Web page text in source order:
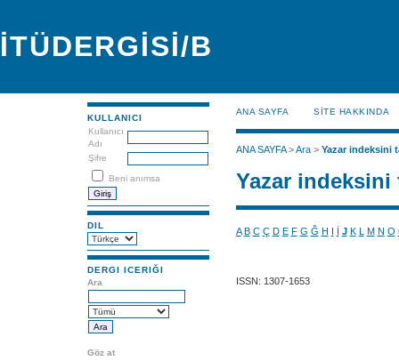
İTÜDERGİSİ/B
KULLANICI
Kullanıcı
Adı
Şifre
Beni anımsa
DIL
DERGI ICERIĞI
Ara
Göz at
ANA SAYFA SİTE HAKKINDA
ANA SAYFA>Ara> Yazar indeksini
Yazar indeksini
A B C Ç D E F G Ğ H I İ J K L M N O
ISSN: 1307-1653